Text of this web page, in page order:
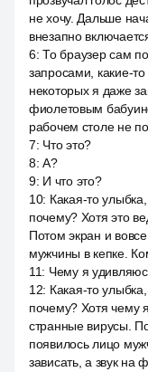
не хочу. Дальше
внезапно
6:То браузер сам
запросами, какие-
некоторых я даже
фиолетовым
рабочем столе не
7: Что это?
8:А?
9: И что это?
10: Какая-то
почему? Хотя это
Потом экран и
мужчины в кепке.
11: Чему я
12: Какая-то
почему? Хотя чему
странные вирусы.
появилось лицо
зависать, а звук на